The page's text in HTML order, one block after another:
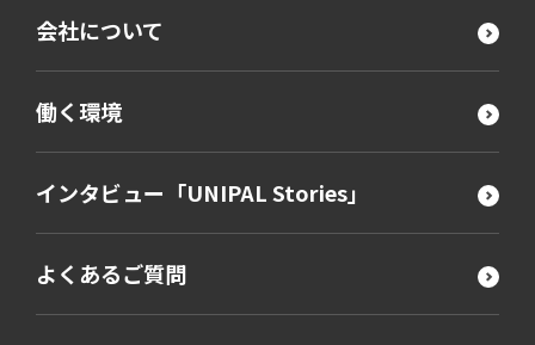
会社について
働く環境
インタビュー「UNIPAL Stories」
よくあるご質問